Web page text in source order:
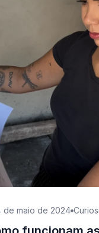
de maio de 2024